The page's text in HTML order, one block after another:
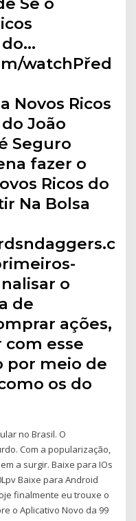
do…
watchPřed
Novos Ricos
João
Seguro
fazer o
Ricos do
Na Bolsa
o
de
ações,
esse
por meio de
os do
no Brasil. O
Com a popularização,
a surgir. Baixe para IOs
Baixe para Android
finalmente eu trouxe o
o Aplicativo Novo da 99